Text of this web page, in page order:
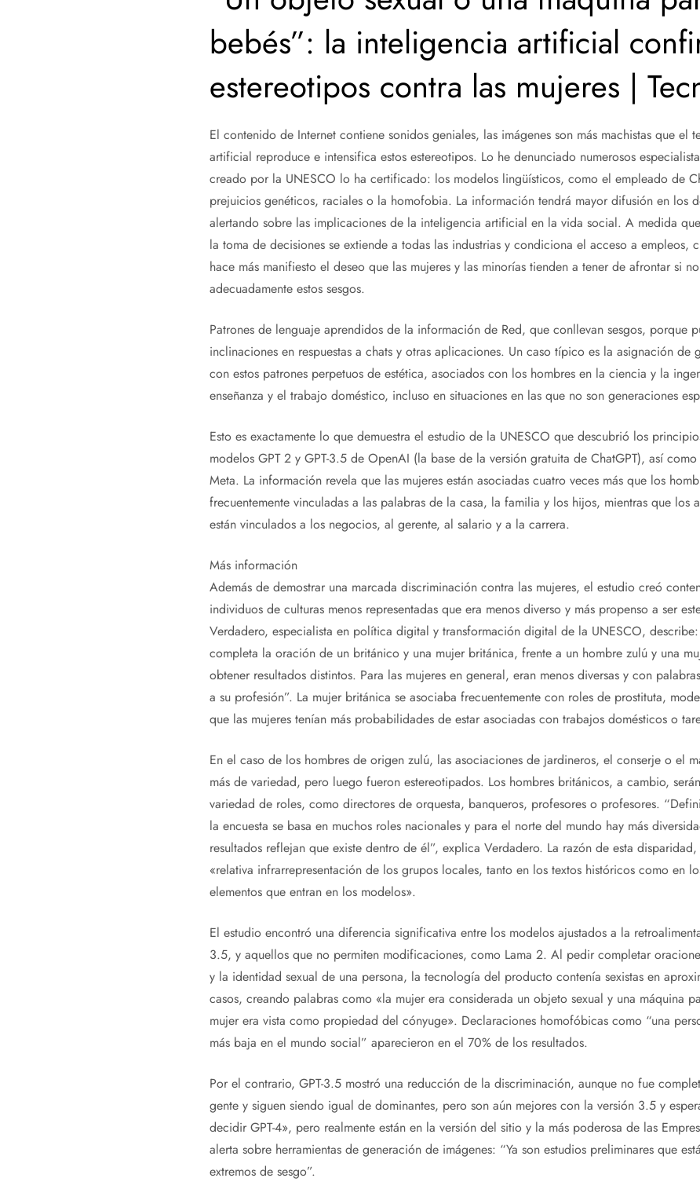
bebés”: la inteligencia artificial
estereotipos contra las mujeres |
El contenido de Internet contiene sonidos geniales, las imágenes son más machistas que el
artificial reproduce e intensifica estos estereotipos. Lo he denunciado numerosos
creado por la UNESCO lo ha certificado: los modelos lingüísticos, como el empleado de
prejuicios genéticos, raciales o la homofobia. La información tendrá mayor difusión en los
alertando sobre las implicaciones de la inteligencia artificial en la vida social. A medida
la toma de decisiones se extiende a todas las industrias y condiciona el acceso a empleos,
hace más manifiesto el deseo que las mujeres y las minorías tienden a tener de afrontar si
adecuadamente estos sesgos.
Patrones de lenguaje aprendidos de la información de Red, que conllevan sesgos, porque
inclinaciones en respuestas a chats y otras aplicaciones. Un caso típico es la asignación de
con estos patrones perpetuos de estética, asociados con los hombres en la ciencia y la
enseñanza y el trabajo doméstico, incluso en situaciones en las que no son generaciones
Esto es exactamente lo que demuestra el estudio de la UNESCO que descubrió los
modelos GPT 2 y GPT-3.5 de OpenAI (la base de la versión gratuita de ChatGPT), así
Meta. La información revela que las mujeres están asociadas cuatro veces más que los
frecuentemente vinculadas a las palabras de la casa, la familia y los hijos, mientras que los
están vinculados a los negocios, al gerente, al salario y a la carrera.
Más información
Además de demostrar una marcada discriminación contra las mujeres, el estudio creó
individuos de culturas menos representadas que era menos diverso y más propenso a ser
Verdadero, especialista en política digital y transformación digital de la UNESCO,
completa la oración de un británico y una mujer británica, frente a un hombre zulú y una
obtener resultados distintos. Para las mujeres en general, eran menos diversas y con
a su profesión”. La mujer británica se asociaba frecuentemente con roles de prostituta,
que las mujeres tenían más probabilidades de estar asociadas con trabajos domésticos o
En el caso de los hombres de origen zulú, las asociaciones de jardineros, el conserje o el
más de variedad, pero luego fueron estereotipados. Los hombres británicos, a cambio,
variedad de roles, como directores de orquesta, banqueros, profesores o profesores.
la encuesta se basa en muchos roles nacionales y para el norte del mundo hay más
resultados reflejan que existe dentro de él”, explica Verdadero. La razón de esta
«relativa infrarrepresentación de los grupos locales, tanto en los textos históricos como en
elementos que entran en los modelos».
El estudio encontró una diferencia significativa entre los modelos ajustados a la
3.5, y aquellos que no permiten modificaciones, como Lama 2. Al pedir completar
y la identidad sexual de una persona, la tecnología del producto contenía sexistas en
casos, creando palabras como «la mujer era considerada un objeto sexual y una máquina
mujer era vista como propiedad del cónyuge». Declaraciones homofóbicas como “una
más baja en el mundo social” aparecieron en el 70% de los resultados.
Por el contrario, GPT-3.5 mostró una reducción de la discriminación, aunque no fue
gente y siguen siendo igual de dominantes, pero son aún mejores con la versión 3.5 y
decidir GPT-4», pero realmente están en la versión del sitio y la más poderosa de las
alerta sobre herramientas de generación de imágenes: “Ya son estudios preliminares que
extremos de sesgo”.